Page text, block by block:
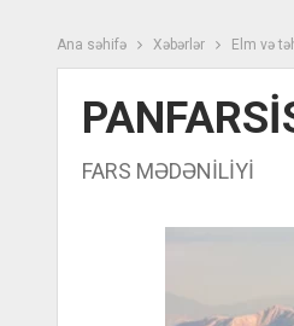
Ana səhifə Xəbərlər Elm və
FARS MƏDƏNİLİYİ